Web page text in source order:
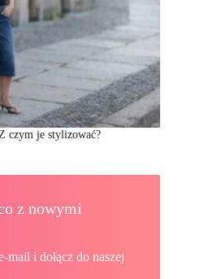
czym je stylizować?
z nowymi
mail i dołącz do naszej